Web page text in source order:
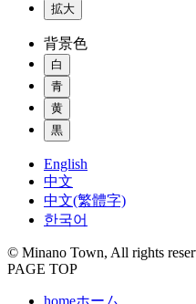
拡大
背景色
白
青
黄
黒
English
中文
中文(繁體字)
한국어
© Minano Town, All rights
PAGE TOP
homeホーム